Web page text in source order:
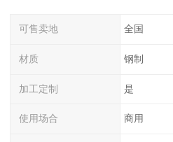
可售卖地 全国
材质 钢制
加工定制 是
使用场合 商用